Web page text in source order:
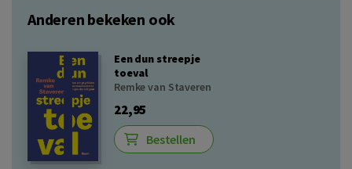
Anderen bekeken ook
Een dun streepje
toeval
Remke van Staveren
22,95
Bestellen